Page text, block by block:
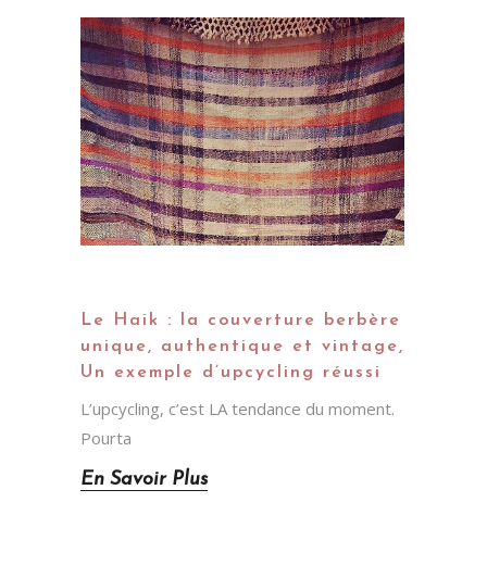
Le Haik : la couverture berbère
unique, authentique et vintage,
Un exemple d’upcycling réussi
L’upcycling, c’est LA tendance du moment.
Pourta
En Savoir Plus